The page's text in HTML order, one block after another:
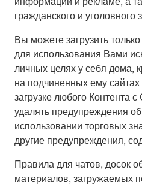
гражданского и уголовного
Вы можете загрузить
для использования Вами
личных целях у себя дома,
на подчиненных ему
загрузке любого Контента
удалять предупреждения
использовании торговых
другие предупреждения,
Правила для чатов, досок
материалов, загружаемых